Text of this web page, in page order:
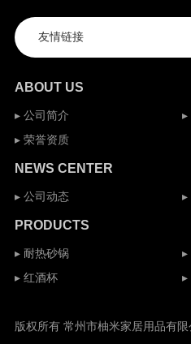
ABOUT US
▸ 公司简介
▸
▸ 荣誉资质
NEWS CENTER
▸ 公司动态 ▸
PRODUCTS
▸ 耐热砂锅
▸
▸ 红酒杯
▸
版权所有 常州市柚米家居用品有